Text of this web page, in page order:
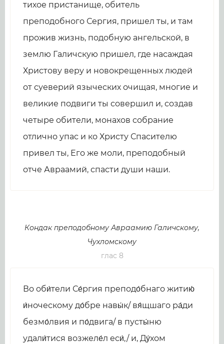
тихое пристанище, обитель
преподобного Сергия, пришел ты, и там
прожив жизнь, подобную ангельской, в
землю Галичскую пришел, где насаждая
Христову веру и новокрещенных людей
от суеверий языческих очищая, многие и
великие подвиги ты совершил и, создав
четыре обители, монахов собрание
отлично упас и ко Христу Спасителю
привел ты, Его же моли, преподобный
отче Авраамий, спасти души наши.
Кондак преподобному Авраамию Галичскому,
Чухломскому
глас 8
Во оби́тели Се́ргия преподо́бнаго житию́
и́ноческому до́бре навы́к/ вя́щшаго ра́ди
безмо́лвия и по́двига/ в пусты́ню
удали́тися возжеле́л еси́,/ и, Ду́хом